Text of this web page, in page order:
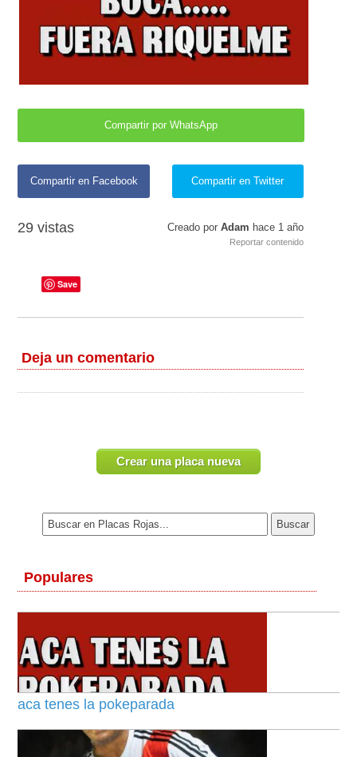
Compartir por WhatsApp
Compartir en Facebook Compartir en Twitter
29 vistas Creado porAdam hace 1 año
Reportar contenido
Save
Deja un comentario
Crear una placa nueva
Populares
aca tenes la pokeparada